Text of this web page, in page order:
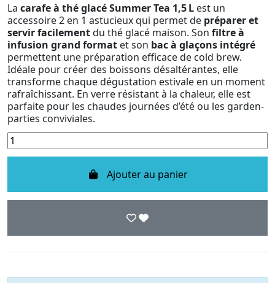
La carafe à thé glacé Summer Tea 1,5 L est un
accessoire 2 en 1 astucieux qui permet de préparer et
servir facilementdu thé glacé maison. Son filtre à
infusion grand format et son bac à glaçons intégré
permettent une préparation efficace de cold brew.
Idéale pour créer des boissons désaltérantes, elle
transforme chaque dégustation estivale en un moment
rafraîchissant. En verre résistant à la chaleur, elle est
parfaite pour les chaudes journées d’été ou les garden-
parties conviviales.
Ajouter au panier